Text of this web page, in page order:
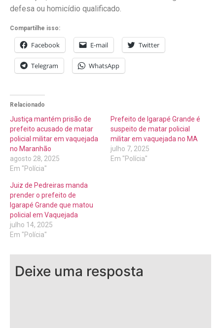
defesa ou homicídio qualificado.
Compartilhe isso:
Facebook E-mail Twitter
Telegram WhatsApp
Relacionado
Justiça mantém prisão de
prefeito acusado de matar
policial militar em vaquejada
no Maranhão
agosto 28, 2025
Em "Polícia"
Prefeito de Igarapé Grande é
suspeito de matar policial
militar em vaquejada no MA
julho 7, 2025
Em "Polícia"
Juiz de Pedreiras manda
prender o prefeito de
Igarapé Grande que matou
policial em Vaquejada
julho 14, 2025
Em "Polícia"
Deixe uma resposta